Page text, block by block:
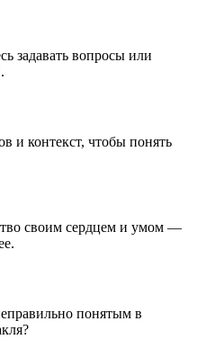
задавать вопросы или
и контекст, чтобы понять
своим сердцем и умом —
понятым в